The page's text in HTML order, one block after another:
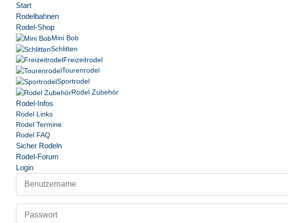
Start
Rodelbahnen
Rodel-Shop
Mini Bob
Schlitten
Freizeitrodel
Tourenrodel
Sportrodel
Rodel Zubehör
Rodel-Infos
Rodel Links
Rodel Termine
Rodel FAQ
Sicher Rodeln
Rodel-Forum
Login